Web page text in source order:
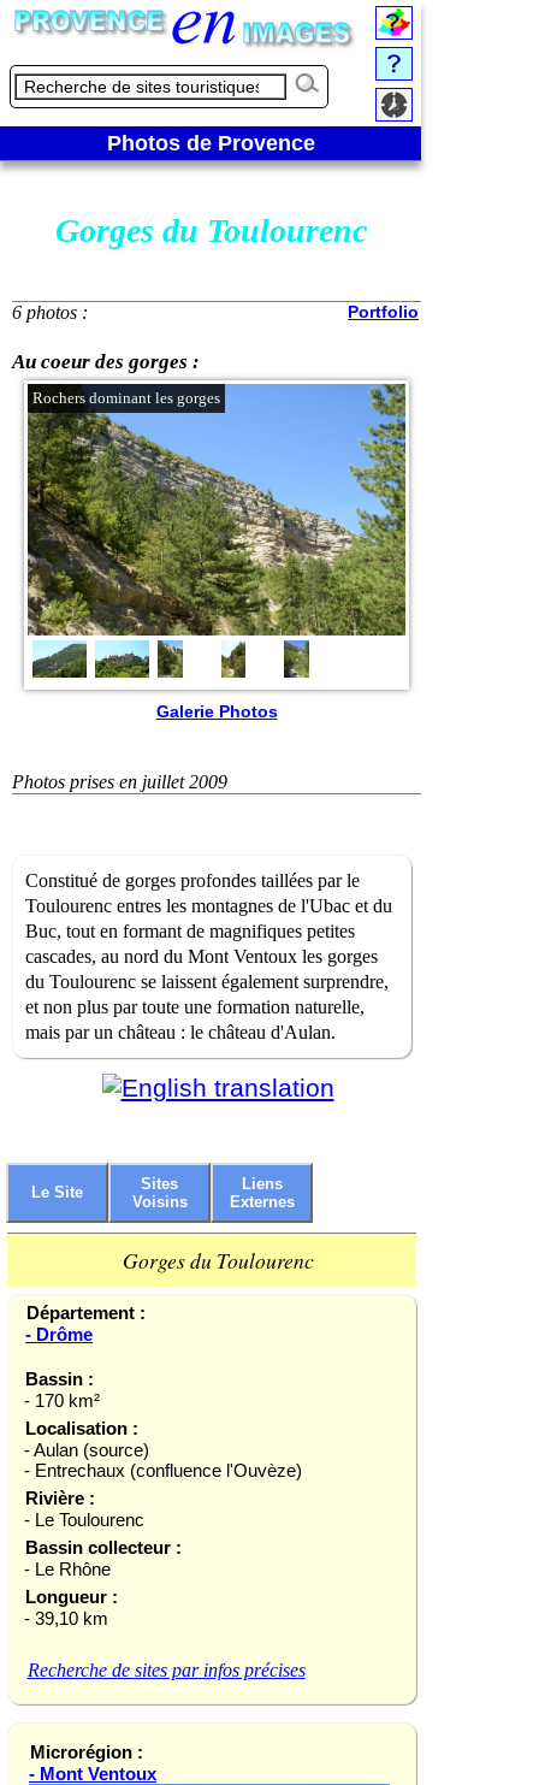
Photos de Provence
Gorges du Toulourenc
6 photos : Portfolio
Au coeur des gorges :
Rochers dominant les gorges
Galerie Photos
Photos prises en juillet 2009
Constitué de gorges profondes taillées par le
Toulourenc entres les montagnes de l'Ubac et du
Buc, tout en formant de magnifiques petites
cascades, au nord du Mont Ventoux les gorges
du Toulourenc se laissent également surprendre,
et non plus par toute une formation naturelle,
mais par un château : le château d'Aulan.
Le Site
Sites
Voisins
Liens
Externes
Gorges du Toulourenc
Département :
- Drôme
Bassin :
- 170 km²
Localisation :
- Aulan (source)
- Entrechaux (confluence l'Ouvèze)
Rivière :
- Le Toulourenc
Bassin collecteur :
- Le Rhône
Longueur :
- 39,10 km
Recherche de sites par infos précises
Microrégion :
- Mont Ventoux